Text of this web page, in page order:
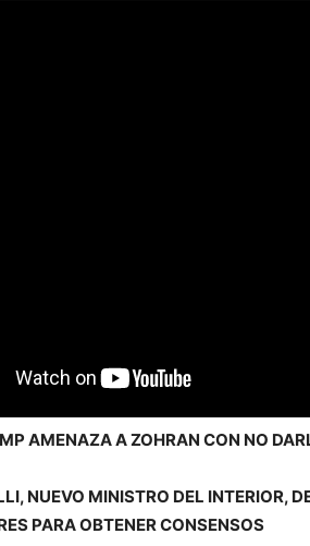
AMENAZA A ZOHRAN CON NO
NUEVO MINISTRO DEL INTERIOR,
PARA OBTENER CONSENSOS